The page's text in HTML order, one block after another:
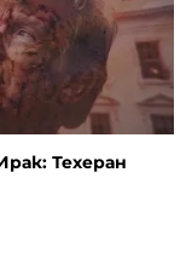
Техеран